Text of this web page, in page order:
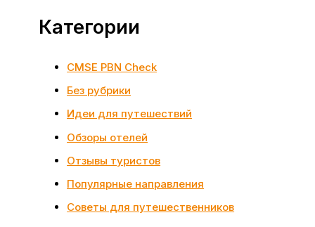
Категории
CMSE PBN Check
Без рубрики
Идеи для путешествий
Обзоры отелей
Отзывы туристов
Популярные направления
Советы для путешественников